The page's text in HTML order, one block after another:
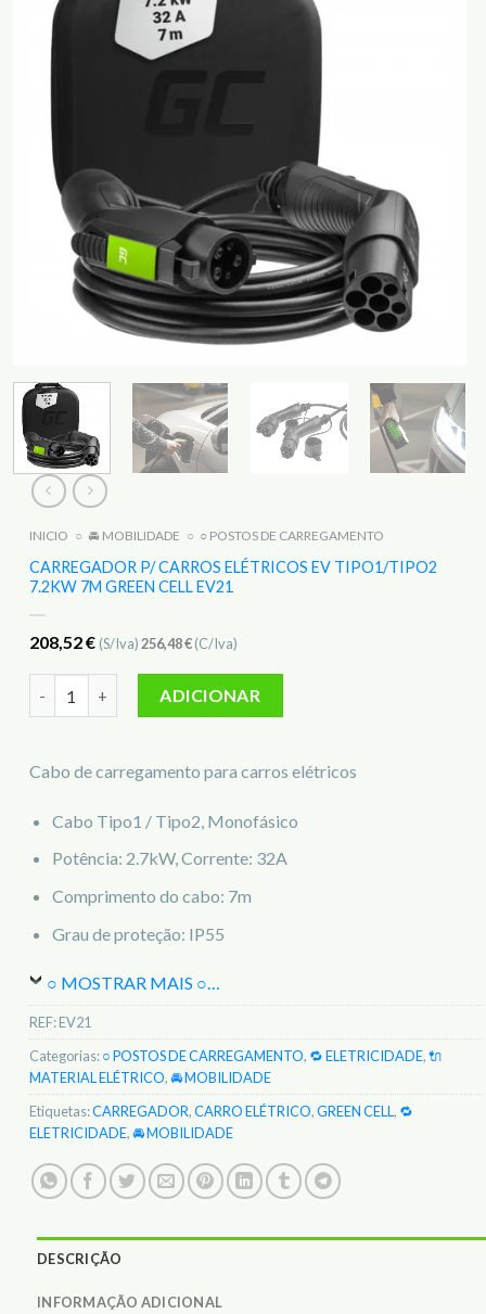
INICIO ○ 🚘 MOBILIDADE ○ ○ POSTOS DE CARREGAMENTO
CARREGADOR P/ CARROS ELÉTRICOS EV TIPO1/TIPO2
7.2KW 7M GREEN CELL EV21
208,52€ (S/Iva)256,48€(C/Iva)
ADICIONAR
Cabo de carregamento para carros elétricos
Cabo Tipo1 / Tipo2, Monofásico
Potência: 2.7kW, Corrente: 32A
Comprimento do cabo: 7m
Grau de proteção: IP55
○ MOSTRAR MAIS ○…
REF:EV21
Categorias:○ POSTOS DE CARREGAMENTO, 🔁 ELETRICIDADE,🔌
MATERIAL ELÉTRICO,🚘 MOBILIDADE
Etiquetas:CARREGADOR,CARRO ELÉTRICO,GREEN CELL, 🔁
ELETRICIDADE,🚘 MOBILIDADE
DESCRIÇÃO
INFORMAÇÃO ADICIONAL